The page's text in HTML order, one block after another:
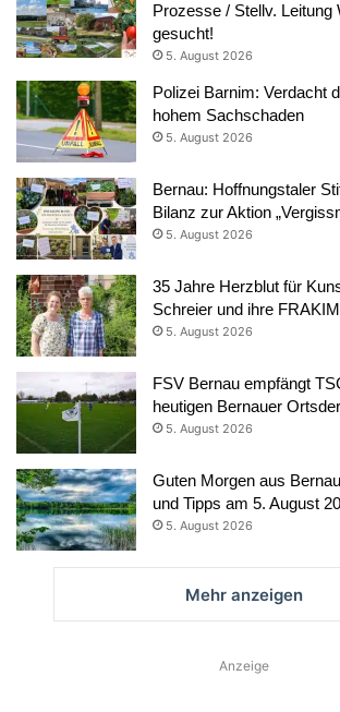
Prozesse / Stellv. Leitung
gesucht!
5. August 2026
Polizei Barnim: Verdacht
hohem Sachschaden
5. August 2026
Bernau: Hoffnungstaler
Bilanz zur Aktion
5. August 2026
35 Jahre Herzblut für
Schreier und ihre
5. August 2026
FSV Bernau empfängt
heutigen Bernauer
5. August 2026
Guten Morgen aus
und Tipps am 5. August
5. August 2026
Mehr anzeigen
Anzeige